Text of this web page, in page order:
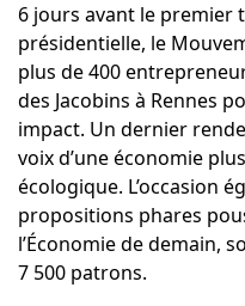
6 jours avant le premier
présidentielle, le
plus de 400
des Jacobins à Rennes
impact. Un dernier
voix d’une économie
écologique. L’occasion
propositions phares
l’Économie de demain,
7 500 patrons.